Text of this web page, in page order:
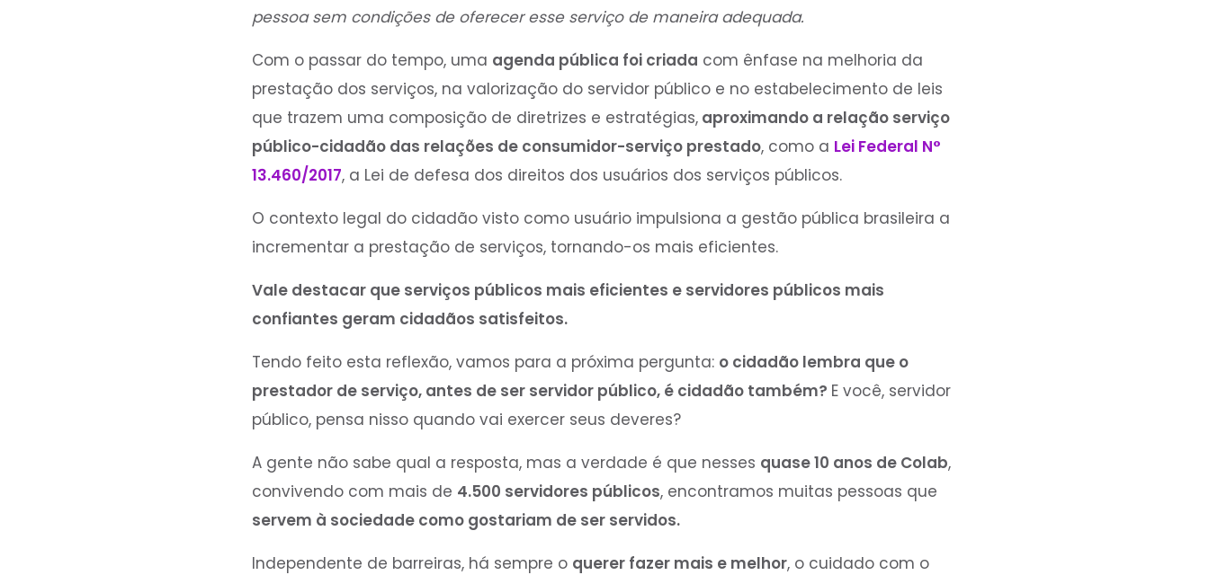
pessoa sem condições de oferecer esse serviço de maneira adequada.
Com o passar do tempo, uma agenda pública foi criada com ênfase na melhoria da
prestação dos serviços, na valorização do servidor público e no estabelecimento de leis
que trazem uma composição de diretrizes e estratégias,aproximando a relação serviço
público-cidadão das relações de consumidor-serviço prestado, como a Lei Federal N°
13.460/2017, a Lei de defesa dos direitos dos usuários dos serviços públicos.
O contexto legal do cidadão visto como usuário impulsiona a gestão pública brasileira a
incrementar a prestação de serviços, tornando-os mais eficientes.
Vale destacar que serviços públicos mais eficientes e servidores públicos mais
confiantes geram cidadãos satisfeitos.
Tendo feito esta reflexão, vamos para a próxima pergunta: o cidadão lembra que o
prestador de serviço, antes de ser servidor público, é cidadão também? E você, servidor
público, pensa nisso quando vai exercer seus deveres?
A gente não sabe qual a resposta, mas a verdade é que nesses quase 10 anos de Colab,
convivendo com mais de 4.500 servidores públicos, encontramos muitas pessoas que
servem à sociedade como gostariam de ser servidos.
Independente de barreiras, há sempre o querer fazer mais e melhor, o cuidado com o